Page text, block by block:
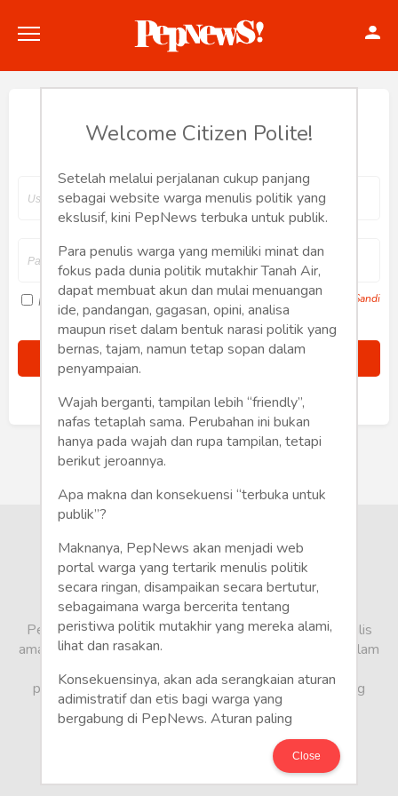
Politik
Hankam
Internasional
Bisnis
Humaniora
Sketsa
Tekno
Gaya
Wisata
Wanita
Hey, Welcome back.
Ingat saya Lupa Sandi
Buat Akun Baru
Welcome Citizen Polite!
Setelah melalui perjalanan cukup panjang
sebagai website warga menulis politik yang
ekslusif, kini PepNews terbuka untuk publik.
Para penulis warga yang memiliki minat dan
fokus pada dunia politik mutakhir Tanah Air,
dapat membuat akun dan mulai menuangan
ide, pandangan, gagasan, opini, analisa
maupun riset dalam bentuk narasi politik yang
bernas, tajam, namun tetap sopan dalam
penyampaian.
Wajah berganti, tampilan lebih “friendly”,
nafas tetaplah sama. Perubahan ini bukan
hanya pada wajah dan rupa tampilan, tetapi
berikut jeroannya.
Apa makna dan konsekuensi “terbuka untuk
publik”?
Maknanya, PepNews akan menjadi web
portal warga yang tertarik menulis politik
secara ringan, disampaikan secara bertutur,
sebagaimana warga bercerita tentang
peristiwa politik mutakhir yang mereka alami,
lihat dan rasakan.
Konsekuensinya, akan ada serangkaian aturan
adimistratif dan etis bagi warga yang
bergabung di PepNews. Aturan paling
mendasar adalah setiap penulis wajib
menggunakan identitas asli sesuai kartu
keterangan penduduk. Demikian juga foto
Close
PepNews.com adalah media warga, tempat bagi penulis
amatir dan profesional menyampaikan berbagai opini dalam
pandang tidak biasa, yang berbeda dari sudut pandang
berita media arus utama.